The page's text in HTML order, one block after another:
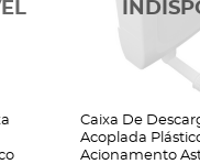
Caixa De
Acoplada
Acionamento